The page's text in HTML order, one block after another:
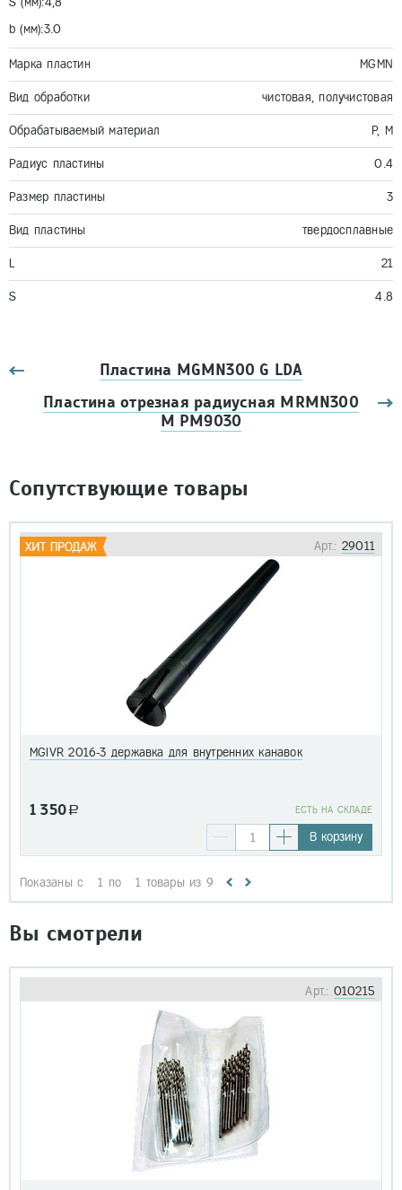
b (мм):3.0
Марка пластин MGMN
Вид обработки чистовая, получистовая
Обрабатываемый материал P, M
Радиус пластины 0.4
Размер пластины 3
Вид пластины твердосплавные
L 21
S 4.8
Пластина MGMN300 G LDA
Пластина отрезная радиусная MRMN300
M PM9030
Сопутствующие товары
Арт.: 29011
MGIVR 2016-3 державка для внутренних канавок
1 350a EСТЬ НА СКЛАДЕ
В корзину
Показаны с 1 по 1 товары из 9
Вы смотрели
Арт.: 010215